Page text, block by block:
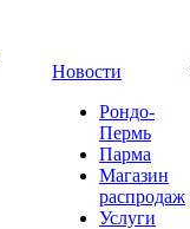
Новости
Рондо-
Пермь
Парма
Магазин
распродаж
Услуги